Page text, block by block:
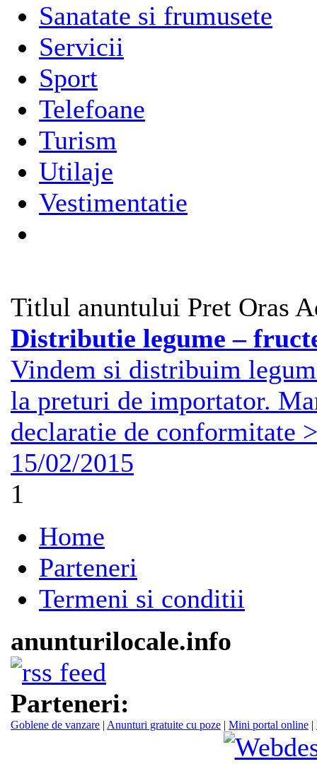
Sanatate si frumusete
Servicii
Sport
Telefoane
Turism
Utilaje
Vestimentatie
Titlul anuntului Pret Oras
Distributie legume –
Vindem si distribuim
la preturi de importator.
declaratie de conformitate
15/02/2015
1
Home
Parteneri
Termeni si conditii
anunturilocale.info
Parteneri:
Goblene de vanzare | Anunturi gratuite cu poze | Mini portal online |